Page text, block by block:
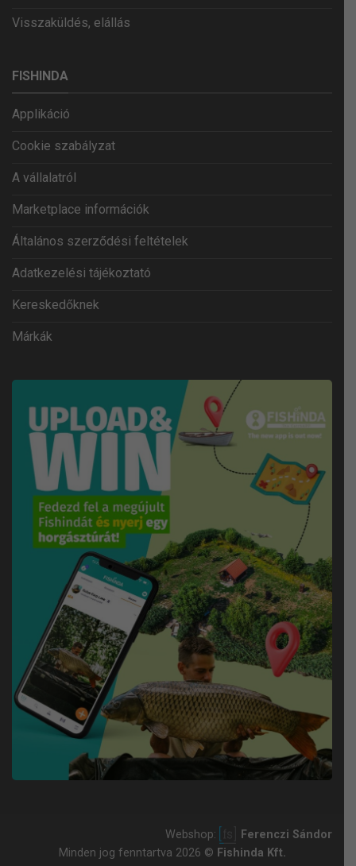
Visszaküldés, elállás
FISHINDA
Applikáció
Cookie szabályzat
A vállalatról
Marketplace információk
Általános szerződési feltételek
Adatkezelési tájékoztató
Kereskedőknek
Márkák
Webshop:
Ferenczi Sándor
Minden jog fenntartva 2026 © Fishinda Kft.